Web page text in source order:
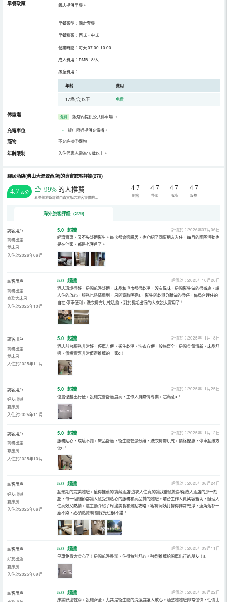
早餐政策 飯店提供早餐。
早餐類型：固定套餐
早餐種類：西式、中式
營業時間：每天 07:00-10:00
成人費用：RMB 18/人
孩童費用：
年齡 費用
17歲(含)以下 免費
停車場 免費 飯店內提供公共停車場 。
充電車位 • 飯店附近提供充電樁。
寵物 不允許攜帶寵物
年齡限制 入住代表人需為18歲以上。
驛居酒店(佛山大瀝瀝西店)的真實旅客評論(279)
4.7 /5分 99% 的人推薦
易遊網旅遊評鑑由真實飯店旅客提供的評鑑。
4.7
地點
4.7
整潔
4.7
服務
4.7
設施
海外旅客評鑑 (279)
訪客用戶
商務出差
雙床房
入住於2026年06月
5.0 超讚
評價於：2026年07月06日
經濟實惠，又不失舒適衞生。每次都會選驛居，也介紹了同事朋友入住，每月的團隊活動也
是在他家，都是老客戶了。
訪客用戶
商務出差
商務大床房
入住於2025年10月
5.0 超讚
評價於：2025年10月20日
酒店環境很好，房間乾淨舒適，床品和毛巾都很乾凈，沒有異味，房間衞生做的很徹底，讓
人住的放心，服務也熱情周到，房間寬敞明亮a，衞生間乾濕分離做的很好，佈局合理住的
自在,停車便利，洗衣房有烘乾功能，對於長期出行的人來説太實用了！
訪客用戶
商務出差
雙床房
入住於2025年11月
5.0 超讚
評價於：2025年11月18日
酒店前台服務非常好，停車方便，衞生乾淨，洗衣方便，設施齊全，房間空氣清新，床品舒
適，價格實惠非常值得推薦的一家q！
訪客用戶
好友出遊
雙床房
入住於2025年11月
5.0 超讚
評價於：2025年11月25日
位置優越出行便，設施完善舒適度高，工作人員熱情專業，超滿意a！
訪客用戶
商務出差
雙床房
入住於2025年10月
5.0 超讚
評價於：2025年11月12日
服務貼心，環境不錯，床品舒適，衞生間乾濕分離，洗衣房帶烘乾，價格優惠，停車超級方
便q！
訪客用戶
好友出遊
雙床房
入住於2025年06月
5.0 超讚
評價於：2025年06月24日
超預期的完美體驗，值得推薦的寶藏酒店!這次入住真的讓我倍感驚喜!從踏入酒店的那一刻
起，每一個細節都讓人感受到貼心的服務和高品質的體驗。前台工作人員笑容親切，辦理入
住高效又熱情，還主動介紹了周邊美食和景點攻略。客房阿姨打掃得非常乾淨，連角落都一
塵不染，必須點贊!房間採光也很不錯！
訪客用戶
好友出遊
雙床房
入住於2025年09月
5.0 超讚
評價於：2025年09月11日
停車免費太省心了！房間乾淨整潔，住得特別舒心。強烈推薦給開車出行的朋友！a
訪客用戶
5.0 超讚
評價於：2025年08月22日
床鋪舒適乾淨，設施齊全，尤其是衞生間的清潔度讓人放心。酒整體體驗非常愉快，性價比